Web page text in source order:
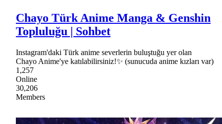
Chayo Türk Anime Manga & Genshin
Topluluğu | Sohbet
Instagram'daki Türk anime severlerin buluştuğu yer olan
Chayo Anime'ye katılabilirsiniz!✨ (sunucuda anime kızları var)
1,257
Online
30,206
Members